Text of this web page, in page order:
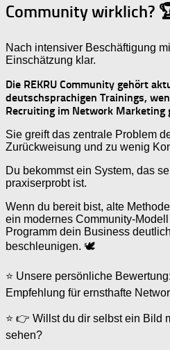
Community wirklich?
Nach intensiver Beschäftigung
Einschätzung klar.
Die REKRU Community gehört
deutschsprachigen Trainings,
Recruiting im Network Marketing
Sie greift das zentrale Problem
Zurückweisung und zu wenig
Du bekommst ein System, das
praxiserprobt ist.
Wenn du bereit bist, alte
ein modernes Community-
Programm dein Business
beschleunigen. 🕊️
⭐ Unsere persönliche
Empfehlung für ernsthafte
⭐ 👉 Willst du dir selbst ein Bild
sehen?